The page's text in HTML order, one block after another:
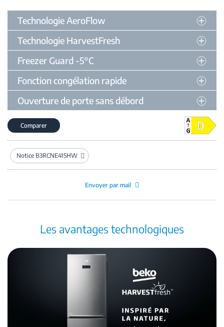
Technologie AeroFlow
Technologie HarvestFresh
Freezer Guard -5°C
Fonction congélation rapide
Ouverture de porte sans débord
Comparer
Notice B3RCNE415HW
Envoyer par mail
Les avantages technologiques